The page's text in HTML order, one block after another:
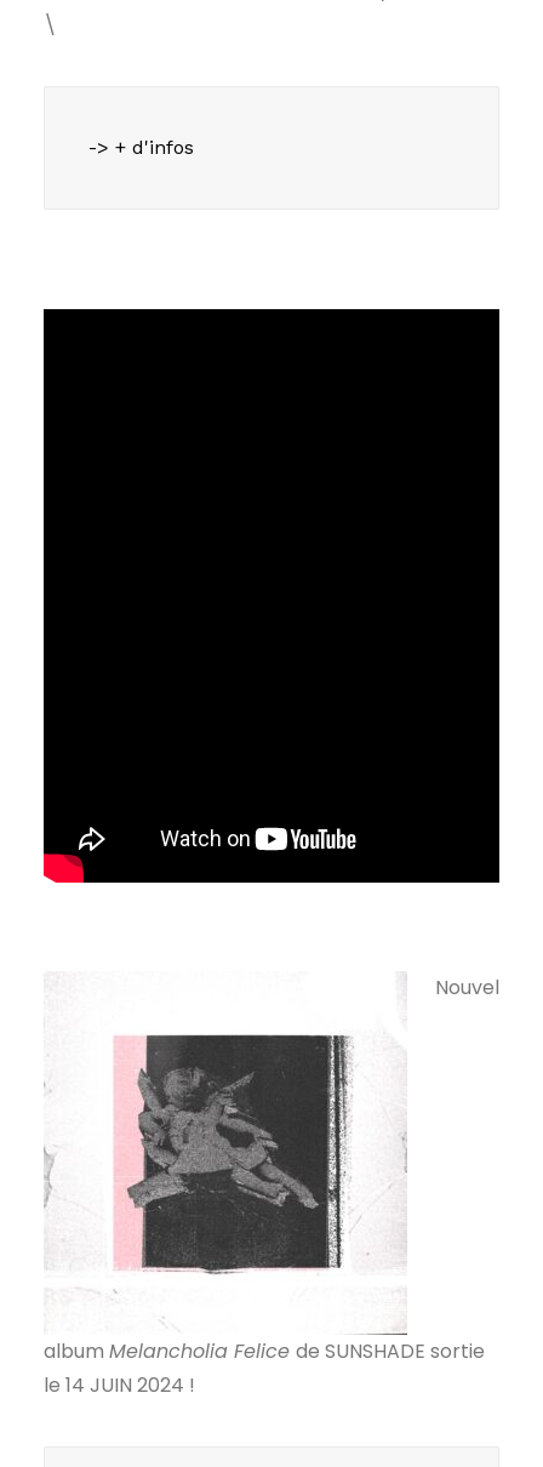
\
-> + d'infos
Nouvel
album Melancholia Felice de SUNSHADE sortie
le 14 JUIN 2024 !